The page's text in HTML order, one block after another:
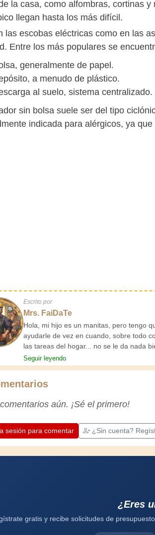
la casa, como alfombras, cortinas
llegan hasta los más difícil.
las escobas eléctricas como en las
Entre los más populares se
generalmente de papel.
a menudo de plástico.
al suelo, sistema
sin bolsa suele ser del tipo
indicada para alérgicos, ya
Escrito por
Mrs. FaiDaTe
Hola, mi hijo es un manitas, pero tengo
ayudarle de vez en cuando, sobre todo
las tareas del hogar... no se le da nada
Decidí aconsejarlo escribiendo un manual
limpieza. ¡Ahora ya no tiene excusas;
Seguir leyendo
aún. ¡Sé el primero!
sesión para comentar ¿Sin cuenta?
¿Eres
gratis y recibe solicitudes de